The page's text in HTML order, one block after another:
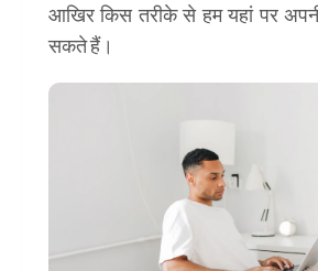
आखिर किस तरीके से हम यहां पर
सकते हैं।